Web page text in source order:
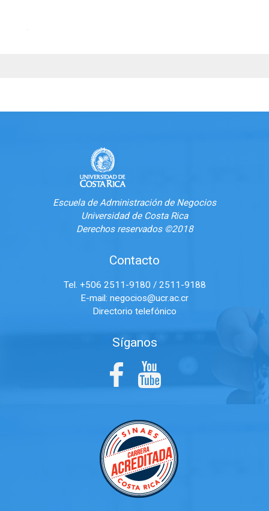
Escuela de Administración de Negocios
Universidad de Costa Rica
Derechos reservados ©2018
Contacto
Tel. +506 2511-9180 / 2511-9188
E-mail: negocios@ucr.ac.cr
Directorio telefónico
Síganos